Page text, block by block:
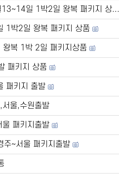
일 1박2일 왕복 패키지 상...
1박2일 왕복 패키지 상품
복 1박 2일 패키지상품
패키지 상품
패키지 출발
울,수원출발
패키지출발
~서울 패키지출발